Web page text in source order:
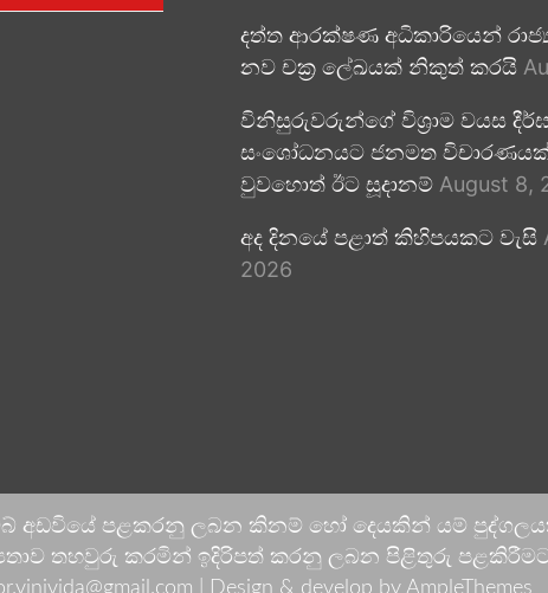
දත්ත ආරක්ෂණ අධිකාරියෙන් රාජ්‍ය
නව චක්‍ර ලේඛයක් නිකුත් කරයි
විනිසුරුවරුන්ගේ විශ්‍රාම වයස
සංශෝධනයට ජනමත
වුවහොත් ඊට සූදානම් August 8,
අද දිනයේ පළාත් කිහිපයකට වැසි
2026
වෙබ් අඩවියේ පළකරනු ලබන කිනම් හෝ දෙයකින් යම්
තහවුරු කරමින් ඉදිරිපත් කරනු ලබන පිළිතුරු පළකිරීමට
|
Design & develop by AmpleThemes